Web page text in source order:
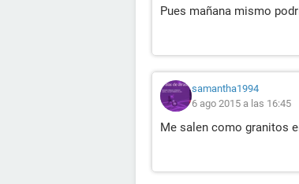
Pues mañana mismo
samantha1994
6 ago 2015 a las 16:45
Me salen como granitos